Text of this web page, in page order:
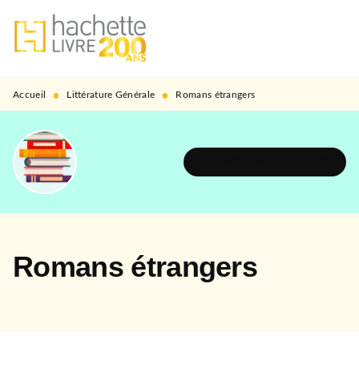
MENU RECHERCHE
PIED DE PAGE
Accueil • Littérature Générale • Romans étrangers
Romans étrangers